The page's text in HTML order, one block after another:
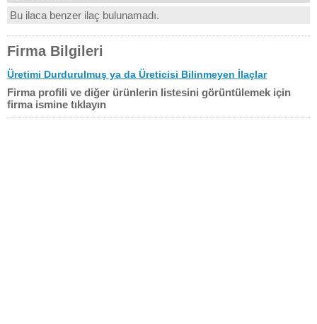
Bu ilaca benzer ilaç bulunamadı.
Firma Bilgileri
Üretimi Durdurulmuş ya da Üreticisi Bilinmeyen İlaçlar
Firma profili ve diğer ürünlerin listesini görüntülemek için
firma ismine tıklayın